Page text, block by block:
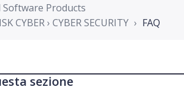
Products
CYBER › CYBER SECURITY
FAQ
sezione